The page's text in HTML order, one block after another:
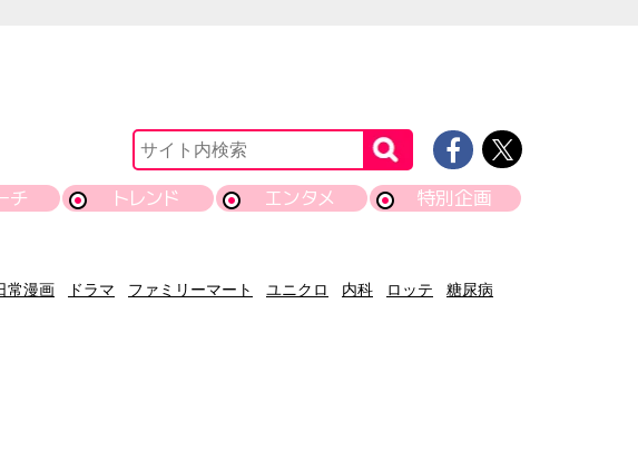
チ トレンド エンタメ 特別企画
常漫画 ドラマ ファミリーマート ユニクロ 内科 ロッテ
糖尿病